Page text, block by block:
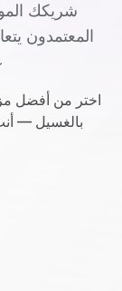
شريكك
المعتمدون
اختر من أفضل
بالغسيل —